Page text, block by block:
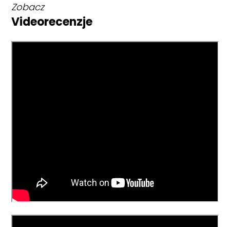
Zobacz
Videorecenzje